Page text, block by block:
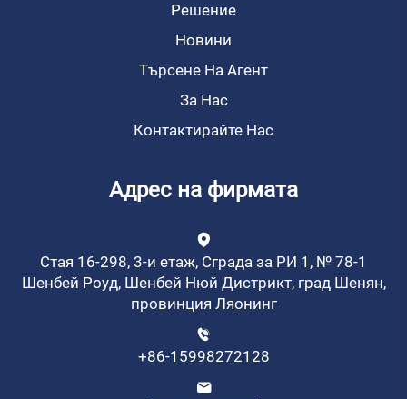
Решение
Новини
Търсене На Агент
За Нас
Контактирайте Нас
Адрес на фирмата
Стая 16-298, 3-и етаж, Сграда за РИ 1, № 78-1
Шенбей Роуд, Шенбей Нюй Дистрикт, град Шенян,
провинция Ляонинг
+86-15998272128